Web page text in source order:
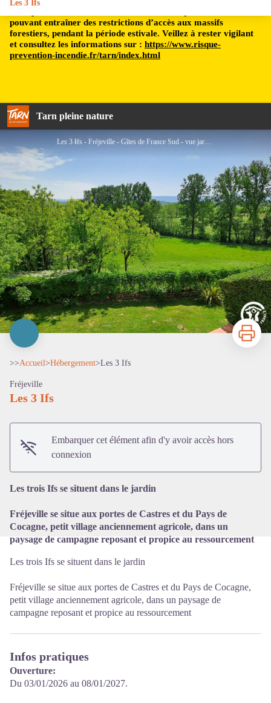
pouvant entraîner des restrictions d’accès aux massifs
forestiers, pendant la période estivale. Veillez à rester vigilant
et consultez les informations sur : https://www.risque-
prevention-incendie.fr/tarn/index.html
Tarn pleine nature
Les 3 Ifs
Les 3 Ifs - Frèjeville - Gîtes de France Sud - vue jardin et montagne noire - Gîtes de France
Voir l'image en plein écran
Imprimer
>>Accueil>Hébergement>Les 3 Ifs
Fréjeville
Les 3 Ifs
Embarquer cet élément afin d'y avoir accès hors
connexion
Les trois Ifs se situent dans le jardin
Fréjeville se situe aux portes de Castres et du Pays de
Cocagne, petit village anciennement agricole, dans un
paysage de campagne reposant et propice au ressourcement
Les trois Ifs se situent dans le jardin
Fréjeville se situe aux portes de Castres et du Pays de Cocagne,
petit village anciennement agricole, dans un paysage de
campagne reposant et propice au ressourcement
Infos pratiques
Ouverture:
Du 03/01/2026 au 08/01/2027.